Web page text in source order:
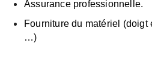
Assurance professionnelle.
Fourniture du matériel (doigt
…)